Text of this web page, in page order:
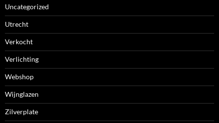
Uncategorized
Utrecht
Verkocht
Verlichting
Webshop
Wijnglazen
Zilverplate